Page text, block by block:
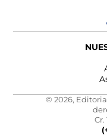
© 2026,
Cr.